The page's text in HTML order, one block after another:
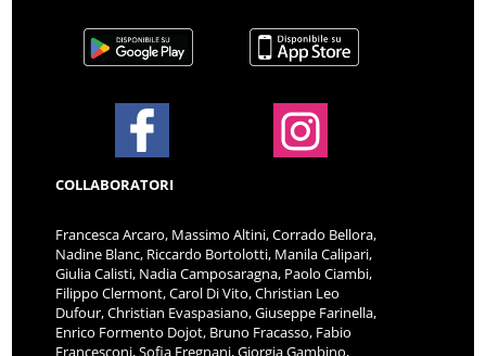
COLLABORATORI
Francesca Arcaro, Massimo Altini, Corrado Bellora,
Nadine Blanc, Riccardo Bortolotti, Manila Calipari,
Giulia Calisti, Nadia Camposaragna, Paolo Ciambi,
Filippo Clermont, Carol Di Vito, Christian Leo
Dufour, Christian Evaspasiano, Giuseppe Farinella,
Enrico Formento Dojot, Bruno Fracasso, Fabio
Francesconi, Sofia Fregnani, Giorgia Gambino,